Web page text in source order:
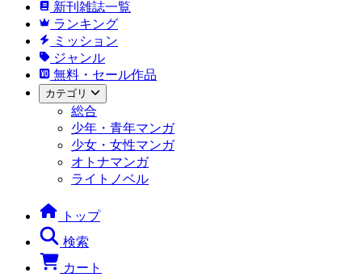
新刊雑誌一覧
ランキング
ミッション
ジャンル
無料・セール作品
カテゴリ
総合
少年・青年マンガ
少女・女性マンガ
オトナマンガ
ライトノベル
トップ
検索
カート